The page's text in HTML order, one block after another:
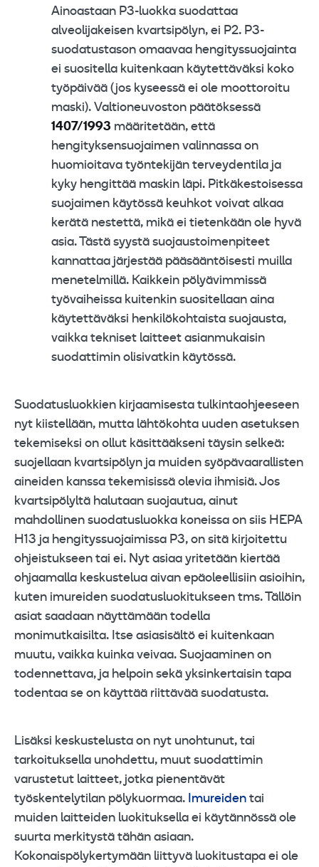
Ainoastaan P3-luokka suodattaa
alveolijakeisen kvartsipölyn, ei P2. P3-
suodatustason omaavaa hengityssuojainta
ei suositella kuitenkaan käytettäväksi koko
työpäivää (jos kyseessä ei ole moottoroitu
maski). Valtioneuvoston päätöksessä
1407/1993 määritetään, että
hengityksensuojaimen valinnassa on
huomioitava työntekijän terveydentila ja
kyky hengittää maskin läpi. Pitkäkestoisessa
suojaimen käytössä keuhkot voivat alkaa
kerätä nestettä, mikä ei tietenkään ole hyvä
asia. Tästä syystä suojaustoimenpiteet
kannattaa järjestää pääsääntöisesti muilla
menetelmillä. Kaikkein pölyävimmissä
työvaiheissa kuitenkin suositellaan aina
käytettäväksi henkilökohtaista suojausta,
vaikka tekniset laitteet asianmukaisin
suodattimin olisivatkin käytössä.
Suodatusluokkien kirjaamisesta tulkintaohjeeseen
nyt kiistellään, mutta lähtökohta uuden asetuksen
tekemiseksi on ollut käsittääkseni täysin selkeä:
suojellaan kvartsipölyn ja muiden syöpävaarallisten
aineiden kanssa tekemisissä olevia ihmisiä. Jos
kvartsipölyltä halutaan suojautua, ainut
mahdollinen suodatusluokka koneissa on siis HEPA
H13 ja hengityssuojaimissa P3, on sitä kirjoitettu
ohjeistukseen tai ei. Nyt asiaa yritetään kiertää
ohjaamalla keskustelua aivan epäoleellisiin asioihin,
kuten imureiden suodatusluokitukseen tms. Tällöin
asiat saadaan näyttämään todella
monimutkaisilta. Itse asiasisältö ei kuitenkaan
muutu, vaikka kuinka veivaa. Suojaaminen on
todennettava, ja helpoin sekä yksinkertaisin tapa
todentaa se on käyttää riittävää suodatusta.
Lisäksi keskustelusta on nyt unohtunut, tai
tarkoituksella unohdettu, muut suodattimin
varustetut laitteet, jotka pienentävät
työskentelytilan pölykuormaa. Imureiden tai
muiden laitteiden luokituksella ei käytännössä ole
suurta merkitystä tähän asiaan.
Kokonaispölykertymään liittyvä luokitustapa ei ole